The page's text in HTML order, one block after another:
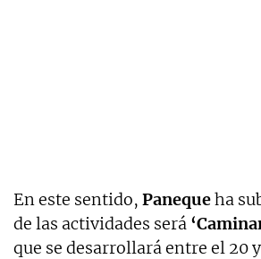
En este sentido, Panequeha
de las actividades será
que se desarrollará entre el 20